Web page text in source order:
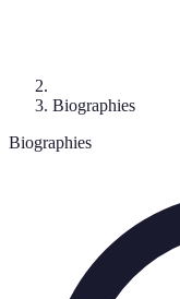
Biographies
Biographies